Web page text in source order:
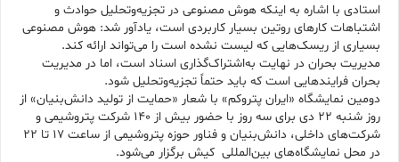
استادی با اشاره به اینکه هوش مصنوعی در تجزیه‌وتحلیل حوادث و
اشتباهات کارهای روتین بسیار کاربردی است، یادآور شد: هوش مصنوعی
بسیاری از ریسک‌هایی که لیست نشده است را می‌تواند ارائه کند.
مدیریت بحران در نهایت به‌اشتراک‌گذاری اسناد است، اما در مدیریت
بحران فرایندهایی است که باید حتماً تجزیه‌وتحلیل شود.
دومین نمایشگاه «ایران پتروکم» با شعار «حمایت از تولید دانش‌بنیان» از
روز شنبه ۲۲ دی برای سه روز با حضور بیش از ۱۴۰ شرکت پتروشیمی و
شرکت‌های داخلی، دانش‌بنیان و فناور حوزه پتروشیمی از ساعت ۱۷ تا ۲۲
در محل نمایشگاه‌های بین‌المللی کیش برگزار می‌شود.